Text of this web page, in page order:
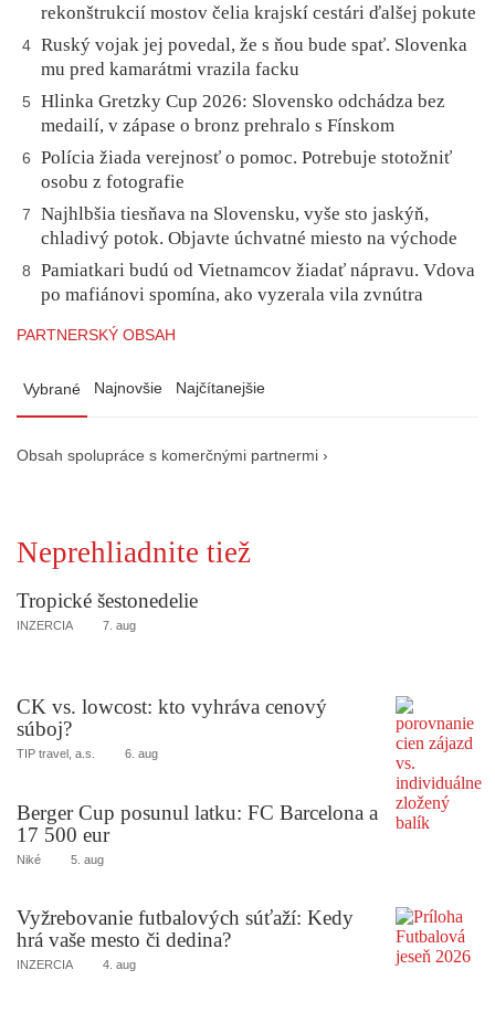
rekonštrukcií mostov čelia krajskí cestári ďalšej pokute
4 Ruský vojak jej povedal, že s ňou bude spať. Slovenka
mu pred kamarátmi vrazila facku
5
Hlinka Gretzky Cup 2026: Slovensko odchádza bez
medailí, v zápase o bronz prehralo s Fínskom
6
Polícia žiada verejnosť o pomoc. Potrebuje stotožniť
osobu z fotografie
7
Najhlbšia tiesňava na Slovensku, vyše sto jaskýň,
chladivý potok. Objavte úchvatné miesto na východe
8
Pamiatkari budú od Vietnamcov žiadať nápravu. Vdova
po mafiánovi spomína, ako vyzerala vila zvnútra
PARTNERSKÝ OBSAH
Vybrané Najnovšie Najčítanejšie
Obsah spolupráce s komerčnými partnermi ›
Neprehliadnite tiež
Tropické šestonedelie
INZERCIA 7. aug
CK vs. lowcost: kto vyhráva cenový
súboj?
TIP travel, a.s. 6. aug
Berger Cup posunul latku: FC Barcelona a
17 500 eur
Niké 5. aug
Vyžrebovanie futbalových súťaží: Kedy
hrá vaše mesto či dedina?
INZERCIA 4. aug